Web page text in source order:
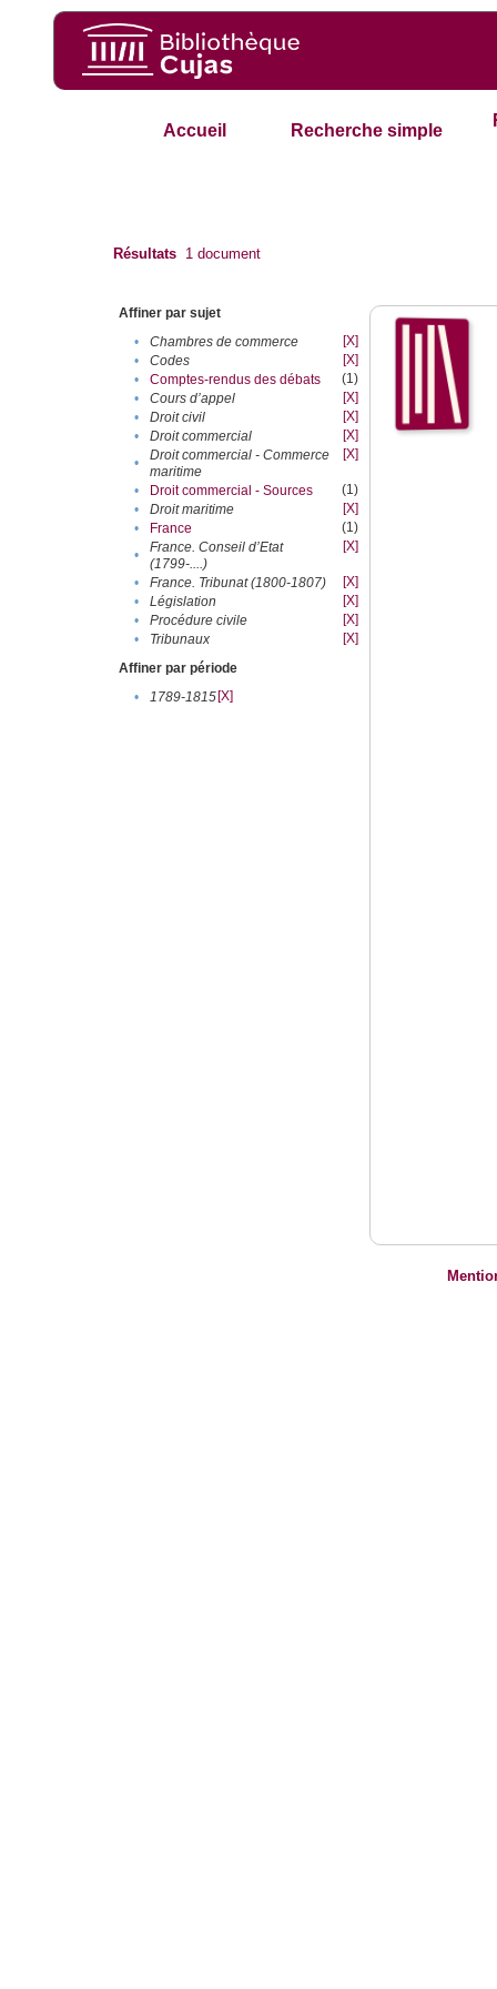
Accueil Recherche simple
Résultats 1 document
Affiner par sujet
•
Chambres de commerce
[X]
•
Codes
[X]
•
Comptes-rendus des débats
(1)
•
Cours d’appel
[X]
•
Droit civil
[X]
•
Droit commercial
[X]
•
Droit commercial - Commerce
maritime
[X]
• Droit commercial - Sources
(1)
•
Droit maritime
[X]
•
France
(1)
•
France. Conseil d’Etat
(1799-....)
[X]
• France. Tribunat (1800-1807)
[X]
•
Législation
[X]
•
Procédure civile
[X]
•
Tribunaux
[X]
Affiner par période
•
1789-1815[X]